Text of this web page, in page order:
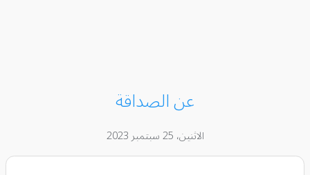
عن الصداقة
الاثنين، 25 سبتمبر 2023